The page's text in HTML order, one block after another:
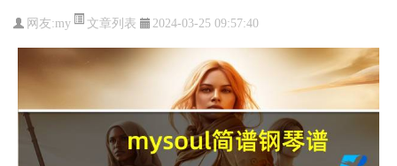
网友:my 文章列表 2024-03-25 09:57:40